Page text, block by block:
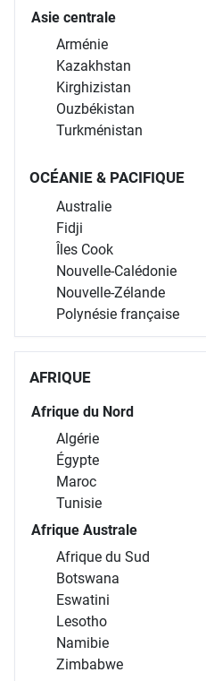
Asie centrale
Arménie
Kazakhstan
Kirghizistan
Ouzbékistan
Turkménistan
OCÉANIE & PACIFIQUE
Australie
Fidji
Îles Cook
Nouvelle-Calédonie
Nouvelle-Zélande
Polynésie française
AFRIQUE
Afrique du Nord
Algérie
Égypte
Maroc
Tunisie
Afrique Australe
Afrique du Sud
Botswana
Eswatini
Lesotho
Namibie
Zimbabwe